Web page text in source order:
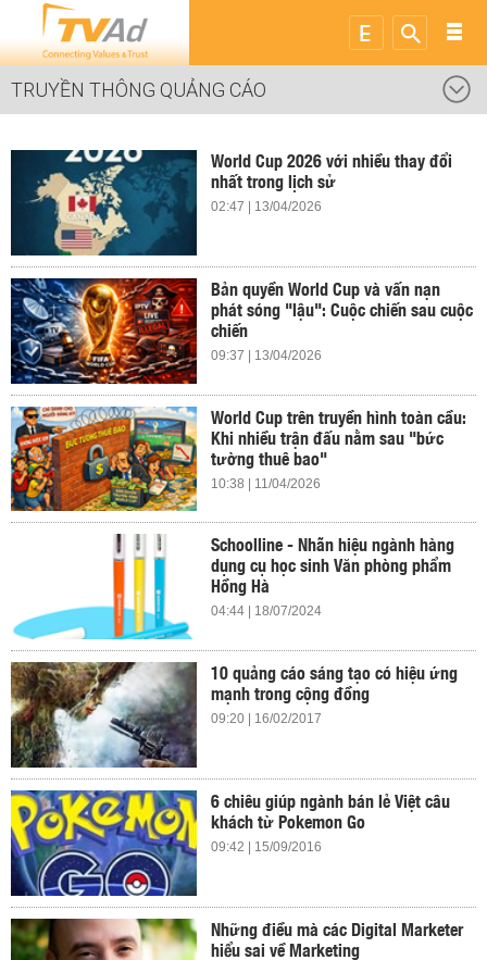
TRUYỀN THÔNG QUẢNG CÁO
World Cup 2026 với nhiều thay đổi
nhất trong lịch sử
02:47 | 13/04/2026
Bản quyền World Cup và vấn nạn
phát sóng "lậu": Cuộc chiến sau cuộc
chiến
09:37 | 13/04/2026
World Cup trên truyền hình toàn cầu:
Khi nhiều trận đấu nằm sau "bức
tường thuê bao"
10:38 | 11/04/2026
Schoolline - Nhãn hiệu ngành hàng
dụng cụ học sinh Văn phòng phẩm
Hồng Hà
04:44 | 18/07/2024
10 quảng cáo sáng tạo có hiệu ứng
mạnh trong cộng đồng
09:20 | 16/02/2017
6 chiêu giúp ngành bán lẻ Việt câu
khách từ Pokemon Go
09:42 | 15/09/2016
Những điều mà các Digital Marketer
hiểu sai về Marketing